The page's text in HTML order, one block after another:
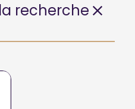
recherche